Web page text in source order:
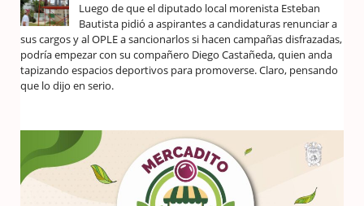
Luego de que el diputado local morenista Esteban
Bautista pidió a aspirantes a candidaturas renunciar a
sus cargos y al OPLE a sancionarlos si hacen campañas disfrazadas,
podría empezar con su compañero Diego Castañeda, quien anda
tapizando espacios deportivos para promoverse. Claro, pensando
que lo dijo en serio.